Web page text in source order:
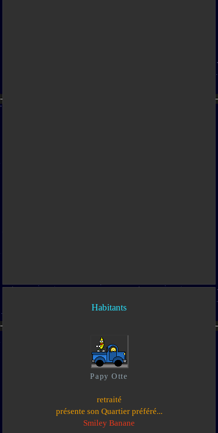
Habitants
Papy Otte
retraité
présente son Quartier préféré...
Smiley Banane